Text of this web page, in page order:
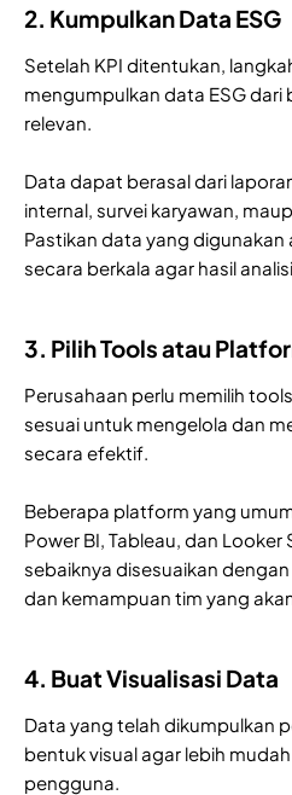
2. Kumpulkan Data ESG
Setelah KPI ditentukan,
mengumpulkan data ESG dari
relevan.
Data dapat berasal dari
internal, survei karyawan,
Pastikan data yang
secara berkala agar hasil
3. Pilih Tools atau
Perusahaan perlu memilih
sesuai untuk mengelola dan
secara efektif.
Beberapa platform yang
Power BI, Tableau, dan
sebaiknya disesuaikan
dan kemampuan tim yang
4. Buat Visualisasi Data
Data yang telah dikumpulkan
bentuk visual agar lebih
pengguna.